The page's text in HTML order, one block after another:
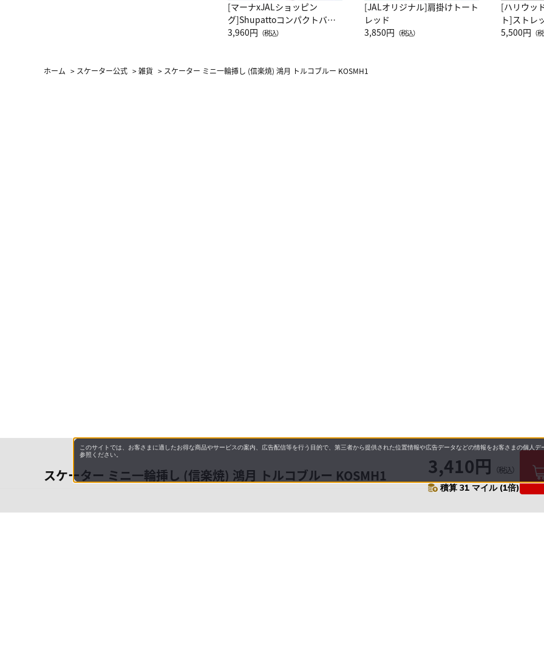
スケーター ミニ一輪挿し (信楽焼) 鴻月 トルコブルー KOSMH1 3,410円 （税込）
積算 31 マイル (1倍)
[マーナxJALショッピン
グ]Shupattoコンパクトバッ
グ Drop JAL客室乗務員
3,960円 （税込）
[JALオリジナル]肩掛けトート
レッド
3,850円 （税込）
[ハリウッ
ト]ストレ
ーネック
5,500円 （
ホーム > スケーター公式 >雑貨 > スケーター ミニ一輪挿し (信楽焼) 鴻月 トルコブルー KOSMH1
このサイトでは、お客さまに適したお得な商品やサービスの案内、広告配信等を行う目的で、第三者から提供された位置情報や広告データなどの情報をお客さまの個人
参照ください。